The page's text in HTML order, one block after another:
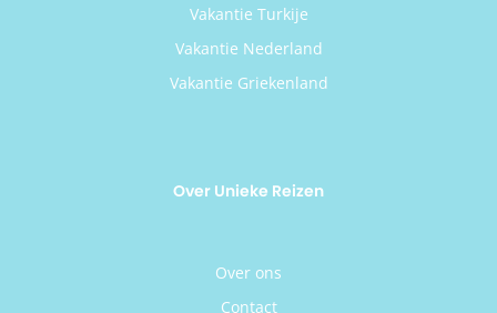
Vakantie Turkije
Vakantie Nederland
Vakantie Griekenland
Over Unieke Reizen
Over ons
Contact